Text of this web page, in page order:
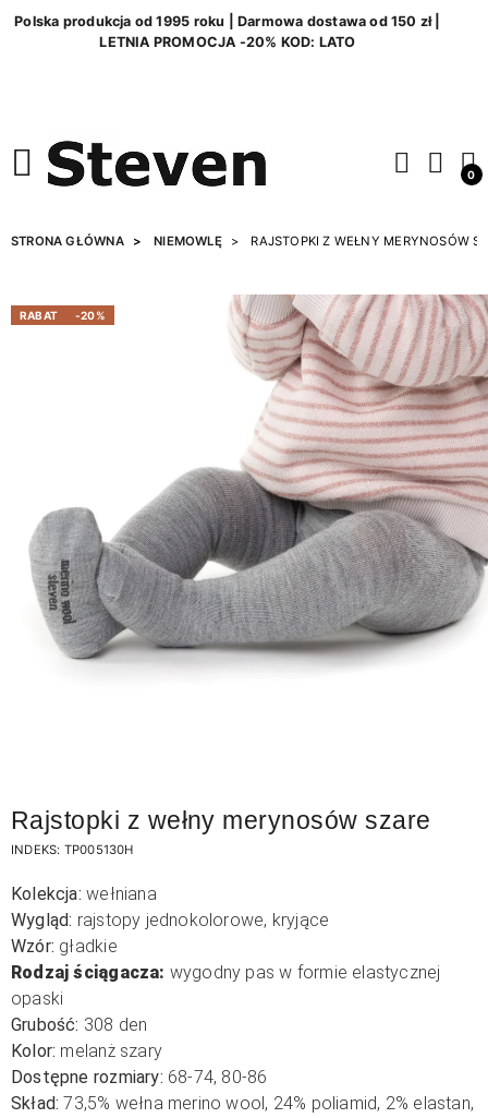
Polska produkcja od 1995 roku | Darmowa dostawa od 150 zł |
LETNIA PROMOCJA -20% KOD: LATO
0
STRONA GŁÓWNA NIEMOWLĘ RAJSTOPKI Z WEŁNY MERYNOSÓW
RABAT -20%
Rajstopki z wełny merynosów szare
INDEKS: TP005130H
Kolekcja: wełniana
Wygląd: rajstopy jednokolorowe, kryjące
Wzór: gładkie
Rodzaj ściągacza: wygodny pas w formie elastycznej
opaski
Grubość: 308 den
Kolor: melanż szary
Dostępne rozmiary: 68-74, 80-86
Skład: 73,5% wełna merino wool, 24% poliamid, 2% elastan,